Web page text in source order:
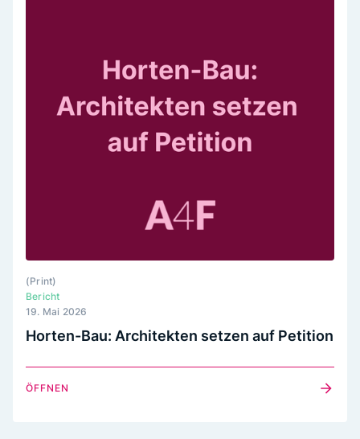
19. Mai 2026
Bericht
(Print)
Horten-Bau: Architekten setzen auf Petition
ÖFFNEN